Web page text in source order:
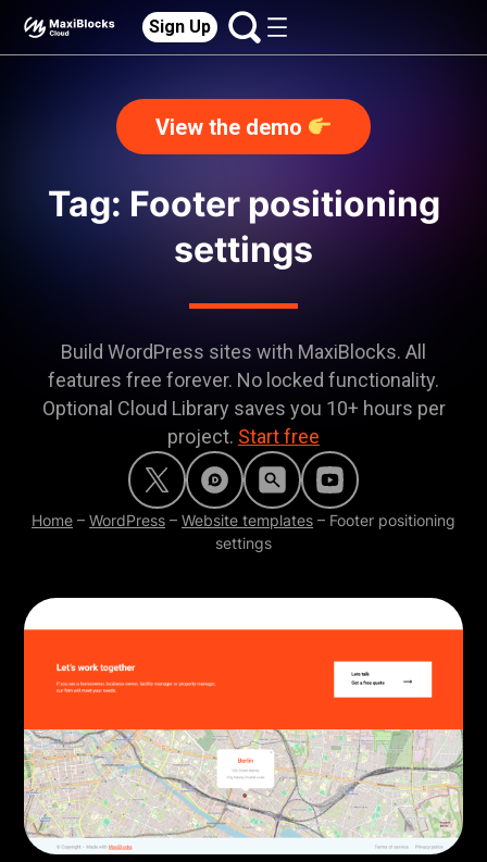
Sign Up
View the demo
Tag: Footer positioning
settings
Build WordPress sites with MaxiBlocks. All
features free forever. No locked functionality.
Optional Cloud Library saves you 10+ hours per
project. Start free
Home – WordPress – Website templates – Footer positioning
settings